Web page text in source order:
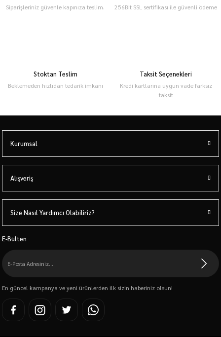
Siparişleriniz güvenle kapınıza teslim. 256Bit SSL sertifikası ile güvenli ödeme
Stoktan Teslim
Beklemeden hızlıdan tedarik imkanı
Taksit Seçenekleri
Kredi kartlarına uygun vade farksız
taksit
Kurumsal
Alışveriş
Size Nasıl Yardımcı Olabiliriz?
E-Bülten
En güncel kampanya ve yeni ürünlerden ilk sizin haberiniz olsun!